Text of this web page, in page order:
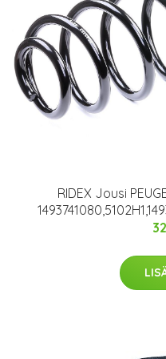
RIDEX Jousi